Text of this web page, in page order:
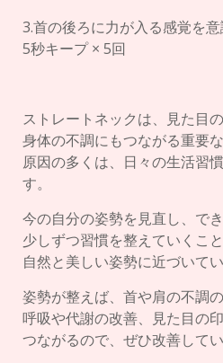
3.首の後ろに力が入る感覚を意
5秒キープ × 5回
ストレートネックは、見た目
身体の不調にもつながる重要な
原因の多くは、日々の生活習
す。
今の自分の姿勢を見直し、で
少しずつ習慣を整えていくこと
自然と美しい姿勢に近づいてい
姿勢が整えば、首や肩の不調
呼吸や代謝の改善、見た目の
つながるので、ぜひ改善して